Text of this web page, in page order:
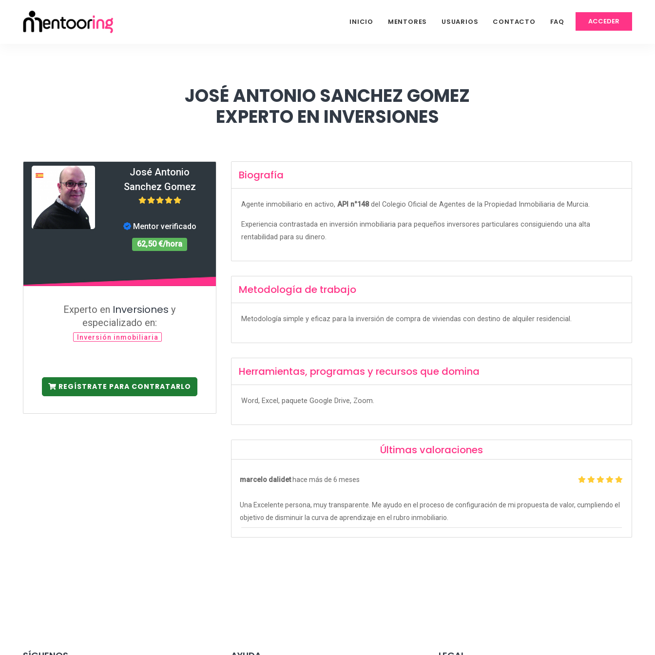
ACCEDER
INICIO MENTORES USUARIOS CONTACTO FAQ
JOSÉ ANTONIO SANCHEZ GOMEZ
EXPERTO EN INVERSIONES
José Antonio
Sanchez Gomez
Mentor verificado
62,50 €/hora
Experto en Inversiones y
especializado en:
Inversión inmobiliaria
REGÍSTRATE PARA CONTRATARLO
Biografía
Agente inmobiliario en activo, API n°148del Colegio Oficial de Agentes de la Propiedad Inmobiliaria de Murcia.
Experiencia contrastada en inversión inmobiliaria para pequeños inversores particulares consiguiendo una alta
rentabilidad para su dinero.
Metodología de trabajo
Metodología simple y eficaz para la inversión de compra de viviendas con destino de alquiler residencial.
Herramientas, programas y recursos que domina
Word, Excel, paquete Google Drive, Zoom.
Últimas valoraciones
marcelo dalidethace más de 6 meses
Una Excelente persona, muy transparente. Me ayudo en el proceso de configuración de mi propuesta de valor, cumpliendo el
objetivo de disminuir la curva de aprendizaje en el rubro inmobiliario.